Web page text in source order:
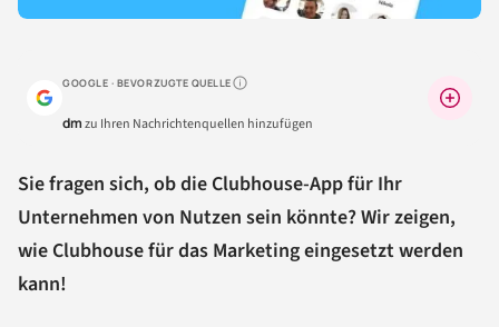
GOOGLE · BEVORZUGTE QUELLEWarum lohnt sich das?
dmzu Ihren Nachrichtenquellen hinzufügen
Sie fragen sich, ob die Clubhouse-App für Ihr
Unternehmen von Nutzen sein könnte? Wir zeigen,
wie Clubhouse für das Marketing eingesetzt werden
kann!